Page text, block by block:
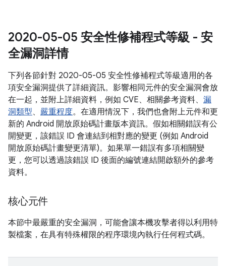
2020-05-05 安全性修補程式等級 - 安
全漏洞詳情
下列各節針對 2020-05-05 安全性修補程式等級適用的各
項安全漏洞提供了詳細資訊。影響相同元件的安全漏洞會放
在一起，並附上詳細資料，例如 CVE、相關參考資料、 漏
洞類型、 嚴重程度。在適用情況下，我們也會附上元件和更
新的 Android 開放原始碼計畫版本資訊。假如相關錯誤有公
開變更，該錯誤 ID 會連結到相對應的變更 (例如 Android
開放原始碼計畫變更清單)。如果單一錯誤有多項相關變
更，您可以透過該錯誤 ID 後面的編號連結開啟額外的參考
資料。
核心元件
本節中最嚴重的安全漏洞，可能會讓本機攻擊者得以利用特
製檔案，在具有特殊權限的程序環境內執行任何程式碼。